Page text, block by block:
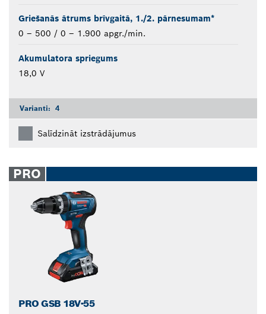
Griešanās ātrums brīvgaitā, 1./2. pārnesumam*
0 – 500 / 0 – 1.900 apgr./min.
Akumulatora spriegums
18,0 V
Varianti: 4
Salīdzināt izstrādājumus
PRO
PRO GSB 18V-55